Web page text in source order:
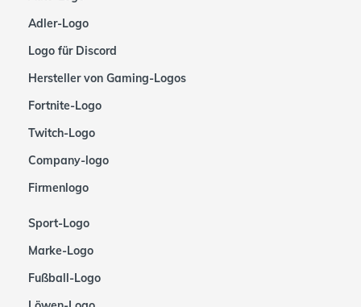
Adler-Logo
Logo für Discord
Hersteller von Gaming-Logos
Fortnite-Logo
Twitch-Logo
Company-logo
Firmenlogo
Sport-Logo
Marke-Logo
Fußball-Logo